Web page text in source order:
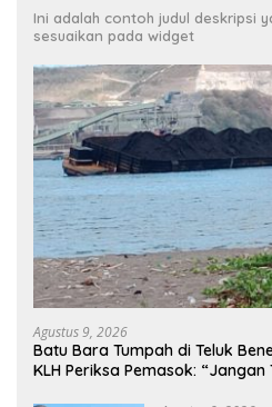
Ini adalah contoh judul deskripsi
sesuaikan pada widget
Agustus 9, 2026
Batu Bara Tumpah di Teluk
KLH Periksa Pemasok: “Jangan